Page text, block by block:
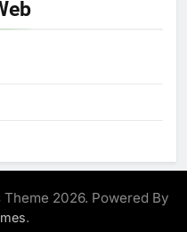
2026. Powered By
.